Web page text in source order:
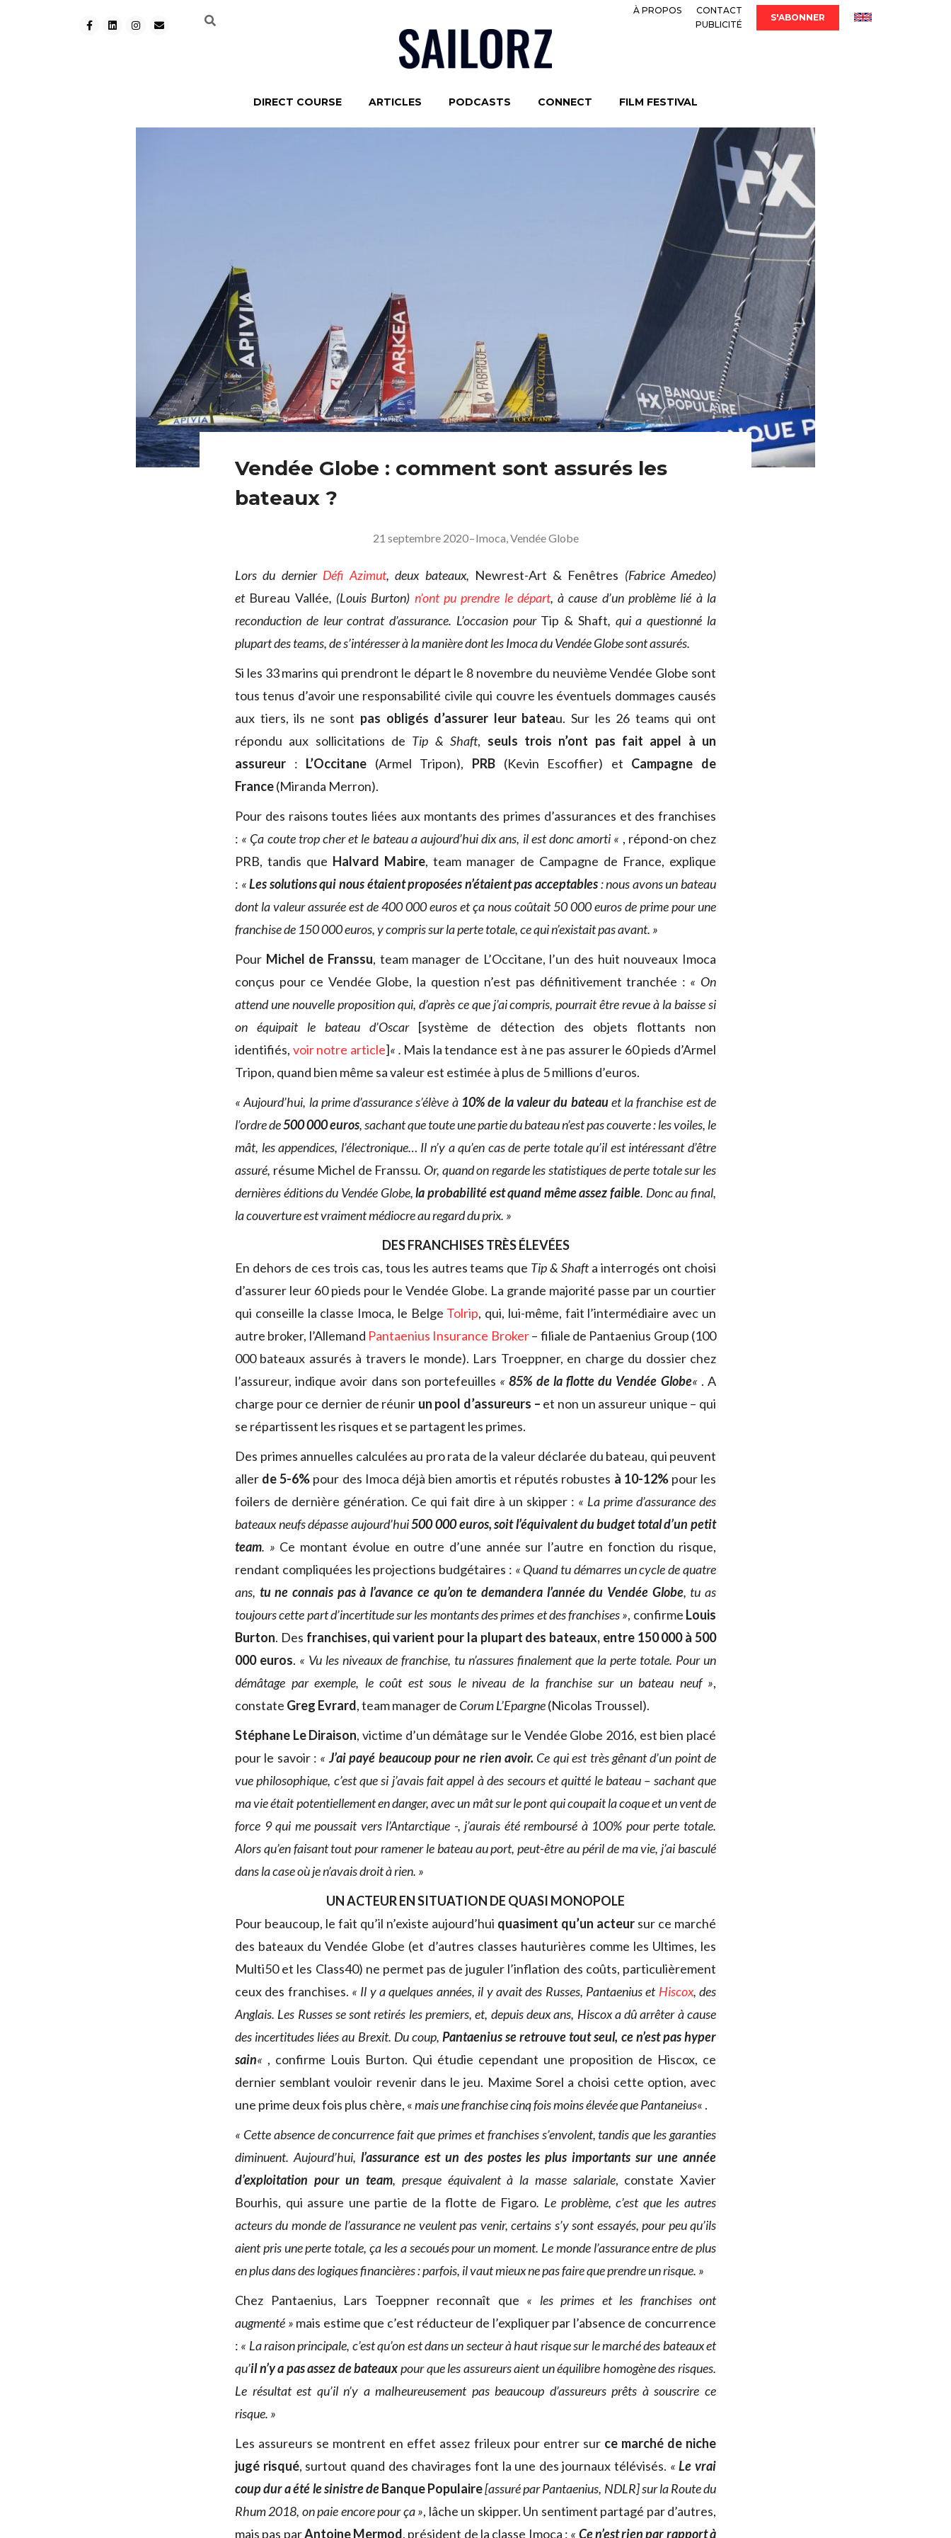
À PROPOS
CONTACT
PUBLICITÉ
S'ABONNER
DIRECT COURSE ARTICLES PODCASTS CONNECT FILM FESTIVAL
Vendée Globe : comment sont assurés les
bateaux ?
21 septembre 2020–Imoca,Vendée Globe
Lors du dernier Défi Azimut, deux bateaux, Newrest-Art & Fenêtres (Fabrice Amedeo)
et Bureau Vallée, (Louis Burton) n’ont pu prendre le départ, à cause d’un problème lié à la
reconduction de leur contrat d’assurance. L’occasion pour Tip & Shaft, qui a questionné la
plupart des teams, de s’intéresser à la manière dont les Imoca du Vendée Globe sont assurés.
Si les 33 marins qui prendront le départ le 8 novembre du neuvième Vendée Globe sont
tous tenus d’avoir une responsabilité civile qui couvre les éventuels dommages causés
aux tiers, ils ne sont pas obligés d’assurer leur bateau. Sur les 26 teams qui ont
répondu aux sollicitations de Tip & Shaft, seuls trois n’ont pas fait appel à un
assureur : L’Occitane (Armel Tripon), PRB (Kevin Escoffier) et Campagne de
France(Miranda Merron).
Pour des raisons toutes liées aux montants des primes d’assurances et des franchises
: « Ça coute trop cher et le bateau a aujourd’hui dix ans, il est donc amorti « , répond-on chez
PRB, tandis que Halvard Mabire, team manager de Campagne de France, explique
: «Les solutions qui nous étaient proposées n’étaient pas acceptables: nous avons un bateau
dont la valeur assurée est de 400 000 euros et ça nous coûtait 50 000 euros de prime pour une
franchise de 150 000 euros, y compris sur la perte totale, ce qui n’existait pas avant. »
Pour Michel de Franssu, team manager de L’Occitane, l’un des huit nouveaux Imoca
conçus pour ce Vendée Globe, la question n’est pas définitivement tranchée : « On
attend une nouvelle proposition qui, d’après ce que j’ai compris, pourrait être revue à la baisse si
on équipait le bateau d’Oscar[système de détection des objets flottants non
identifiés, voir notre article]« . Mais la tendance est à ne pas assurer le 60 pieds d’Armel
Tripon, quand bien même sa valeur est estimée à plus de 5 millions d’euros.
« Aujourd’hui, la prime d’assurance s’élève à 10% de la valeur du bateauet la franchise est de
l’ordre de500 000 euros, sachant que toute une partie du bateau n’est pas couverte : les voiles, le
mât, les appendices, l’électronique… Il n’y a qu’en cas de perte totale qu’il est intéressant d’être
assuré, résume Michel de Franssu. Or, quand on regarde les statistiques de perte totale sur les
dernières éditions du Vendée Globe,la probabilité est quand même assez faible. Donc au final,
la couverture est vraiment médiocre au regard du prix. »
DES FRANCHISES TRÈS ÉLEVÉES
En dehors de ces trois cas, tous les autres teams que Tip & Shafta interrogés ont choisi
d’assurer leur 60 pieds pour le Vendée Globe. La grande majorité passe par un courtier
qui conseille la classe Imoca, le Belge Tolrip, qui, lui-même, fait l’intermédiaire avec un
autre broker, l’Allemand Pantaenius Insurance Broker– filiale de Pantaenius Group (100
000 bateaux assurés à travers le monde). Lars Troeppner, en charge du dossier chez
l’assureur, indique avoir dans son portefeuilles «85% de la flotte du Vendée Globe« . A
charge pour ce dernier de réunir un pool d’assureurs – et non un assureur unique – qui
se répartissent les risques et se partagent les primes.
Des primes annuelles calculées au pro rata de la valeur déclarée du bateau, qui peuvent
aller de 5-6% pour des Imoca déjà bien amortis et réputés robustes à 10-12%pour les
foilers de dernière génération. Ce qui fait dire à un skipper : « La prime d’assurance des
bateaux neufs dépasse aujourd’hui500 000 euros, soit l’équivalent du budget total d’un petit
team. » Ce montant évolue en outre d’une année sur l’autre en fonction du risque,
rendant compliquées les projections budgétaires : « Quand tu démarres un cycle de quatre
ans, tu ne connais pas à l’avance ce qu’on te demandera l’année du Vendée Globe, tu as
toujours cette part d’incertitude sur les montants des primes et des franchises », confirme Louis
Burton. Des franchises, qui varient pour la plupart des bateaux, entre 150 000 à 500
000 euros. « Vu les niveaux de franchise, tu n’assures finalement que la perte totale. Pour un
démâtage par exemple, le coût est sous le niveau de la franchise sur un bateau neuf »,
constate Greg Evrard, team manager de Corum L’Epargne(Nicolas Troussel).
Stéphane Le Diraison, victime d’un démâtage sur le Vendée Globe 2016, est bien placé
pour le savoir : « J’ai payé beaucoup pour ne rien avoir. Ce qui est très gênant d’un point de
vue philosophique, c’est que si j’avais fait appel à des secours et quitté le bateau – sachant que
ma vie était potentiellement en danger, avec un mât sur le pont qui coupait la coque et un vent de
force 9 qui me poussait vers l’Antarctique -, j’aurais été remboursé à 100% pour perte totale.
Alors qu’en faisant tout pour ramener le bateau au port, peut-être au péril de ma vie, j’ai basculé
dans la case où je n’avais droit à rien. »
UN ACTEUR EN SITUATION DE QUASI MONOPOLE
Pour beaucoup, le fait qu’il n’existe aujourd’hui quasiment qu’un acteur sur ce marché
des bateaux du Vendée Globe (et d’autres classes hauturières comme les Ultimes, les
Multi50 et les Class40) ne permet pas de juguler l’inflation des coûts, particulièrement
ceux des franchises. « Il y a quelques années, il y avait des Russes, Pantaenius et Hiscox, des
Anglais. Les Russes se sont retirés les premiers, et, depuis deux ans, Hiscox a dû arrêter à cause
des incertitudes liées au Brexit. Du coup, Pantaenius se retrouve tout seul, ce n’est pas hyper
sain« , confirme Louis Burton. Qui étudie cependant une proposition de Hiscox, ce
dernier semblant vouloir revenir dans le jeu. Maxime Sorel a choisi cette option, avec
une prime deux fois plus chère, «mais une franchise cinq fois moins élevée que Pantaneius« .
« Cette absence de concurrence fait que primes et franchises s’envolent, tandis que les garanties
diminuent. Aujourd’hui, l’assurance est un des postes les plus importants sur une année
d’exploitation pour un team, presque équivalent à la masse salariale, constate Xavier
Bourhis, qui assure une partie de la flotte de Figaro. Le problème, c’est que les autres
acteurs du monde de l’assurance ne veulent pas venir, certains s’y sont essayés, pour peu qu’ils
aient pris une perte totale, ça les a secoués pour un moment. Le monde l’assurance entre de plus
en plus dans des logiques financières : parfois, il vaut mieux ne pas faire que prendre un risque. »
Chez Pantaenius, Lars Toeppner reconnaît que « les primes et les franchises ont
augmenté » mais estime que c’est réducteur de l’expliquer par l’absence de concurrence
: « La raison principale, c’est qu’on est dans un secteur à haut risque sur le marché des bateaux et
qu’il n’y a pas assez de bateauxpour que les assureurs aient un équilibre homogène des risques.
Le résultat est qu’il n’y a malheureusement pas beaucoup d’assureurs prêts à souscrire ce
risque. »
Les assureurs se montrent en effet assez frileux pour entrer sur ce marché de niche
jugé risqué, surtout quand des chavirages font la une des journaux télévisés. «Le vrai
coup dur a été le sinistre deBanque Populaire[assuré par Pantaenius, NDLR]sur la Route du
Rhum 2018, on paie encore pour ça », lâche un skipper. Un sentiment partagé par d’autres,
mais pas parAntoine Mermod, président de la classe Imoca : « Ce n’est rien par rapport à